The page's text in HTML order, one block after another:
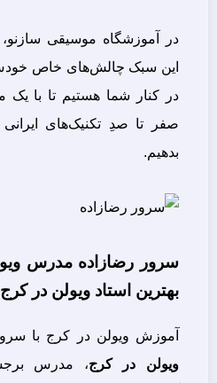
در آموزشگاه موسیقی سازنو،
این سبک چالش‌های خاص خودش
در کنار شما هستیم تا با یک
صفر تا صدِ تکنیک‌های ایرانی
بدهیم.
سرور رضازاده مدرس
بهترین استاد ویولن در کرج
آموزش ویولن در کرج با
ویولن در کرج، مدرس